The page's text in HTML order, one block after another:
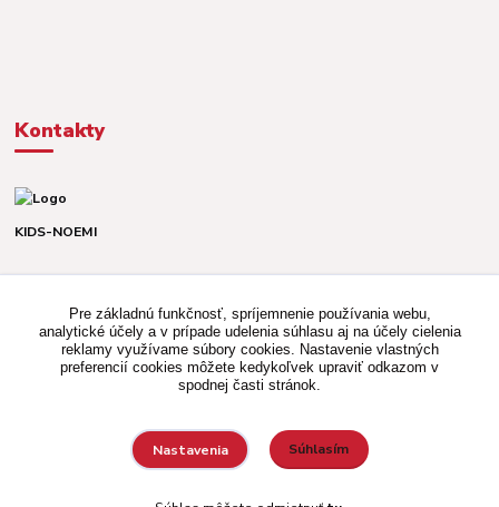
Kontakty
KIDS-NOEMI
(Po-Pia, 8-16 hod.)
kidsnoemi.shop@gmail.com
Pre základnú funkčnosť, spríjemnenie používania webu,
analytické účely a v prípade udelenia súhlasu aj na účely cielenia
reklamy využívame súbory cookies. Nastavenie vlastných
preferencií cookies môžete kedykoľvek upraviť odkazom v
spodnej časti stránok.
Nastavenia Súhlasím